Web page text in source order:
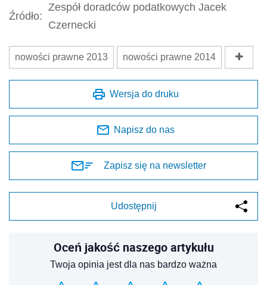
Źródło:
Zespół doradców podatkowych Jacek
Czernecki
nowości prawne 2013 nowości prawne 2014
Wersja do druku
Napisz do nas
Zapisz się na newsletter
Udostępnij
Oceń jakość naszego artykułu
Twoja opinia jest dla nas bardzo ważna